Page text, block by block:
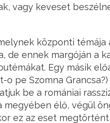
vagy keveset
központi témája
de ennek margóján a
Egy másik
o pe Szomna
be a romániai
élő, végül
ez az eset